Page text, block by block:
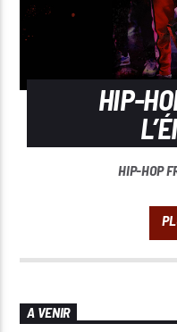
HIP-
HIP-HOP
A VENIR